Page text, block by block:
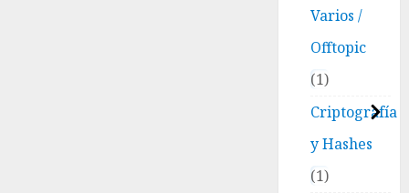
Varios /
Offtopic
1
Criptografía
y Hashes
1